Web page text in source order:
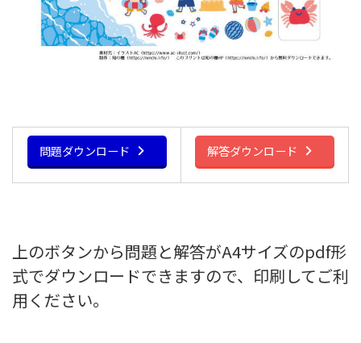
問題ダウンロード 解答ダウンロード
上のボタンから問題と解答がA4サイズのpdf形
式でダウンロードできますので、印刷してご利
用ください。